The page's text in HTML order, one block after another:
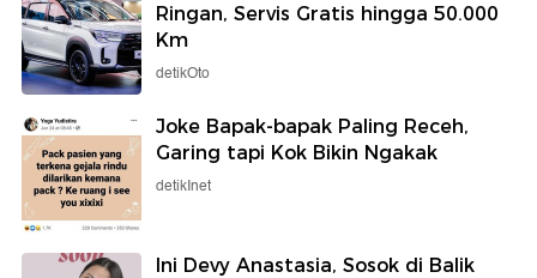
Ringan, Servis Gratis hingga 50.000
Km
detikOto
Joke Bapak-bapak Paling Receh,
Garing tapi Kok Bikin Ngakak
detikInet
Ini Devy Anastasia, Sosok di Balik